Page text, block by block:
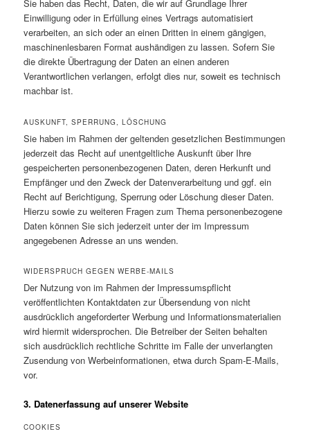
Sie haben das Recht, Daten, die wir auf Grundlage Ihrer
Einwilligung oder in Erfüllung eines Vertrags automatisiert
verarbeiten, an sich oder an einen Dritten in einem gängigen,
maschinenlesbaren Format aushändigen zu lassen. Sofern Sie
die direkte Übertragung der Daten an einen anderen
Verantwortlichen verlangen, erfolgt dies nur, soweit es technisch
machbar ist.
AUSKUNFT, SPERRUNG, LÖSCHUNG
Sie haben im Rahmen der geltenden gesetzlichen Bestimmungen
jederzeit das Recht auf unentgeltliche Auskunft über Ihre
gespeicherten personenbezogenen Daten, deren Herkunft und
Empfänger und den Zweck der Datenverarbeitung und ggf. ein
Recht auf Berichtigung, Sperrung oder Löschung dieser Daten.
Hierzu sowie zu weiteren Fragen zum Thema personenbezogene
Daten können Sie sich jederzeit unter der im Impressum
angegebenen Adresse an uns wenden.
WIDERSPRUCH GEGEN WERBE-MAILS
Der Nutzung von im Rahmen der Impressumspflicht
veröffentlichten Kontaktdaten zur Übersendung von nicht
ausdrücklich angeforderter Werbung und Informationsmaterialien
wird hiermit widersprochen. Die Betreiber der Seiten behalten
sich ausdrücklich rechtliche Schritte im Falle der unverlangten
Zusendung von Werbeinformationen, etwa durch Spam-E-Mails,
vor.
3. Datenerfassung auf unserer Website
COOKIES